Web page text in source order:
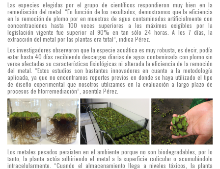
Las especies elegidas por el grupo de científicos respondieron muy bien en la
remediación del metal. “En función de los resultados, demostramos que la eficiencia
en la remoción de plomo por en muestras de agua contaminadas artificialmente con
concentraciones hasta 100 veces superiores a los máximos exigibles por la
legislación vigente fue superior al 90% en tan sólo 24 horas. A los 7 días, la
extracción del metal por las plantas era total”, indica Pérez.
Los investigadores observaron que la especie acuática es muy robusta, es decir, podía
estar hasta 40 días recibiendo descargas diarias de agua contaminada con plomo sin
verse afectadas su características fisiológicas ni alterada la eficiencia de la remoción
del metal. “Estos estudios son bastantes innovadores en cuanto a la metodología
aplicada, ya que no encontramos reportes previos en donde se haya utilizado el tipo
de diseño experimental que nosotros utilizamos en la evaluación a largo plazo de
procesos de fitorremediación”, acentúa Pérez.
Los metales pesados persisten en el ambiente porque no son biodegradables, por lo
tanto, la planta actúa adhiriendo el metal a la superficie radicular o acumulándolo
intracelularmente. “Cuando el almacenamiento llega a niveles tóxicos, la planta